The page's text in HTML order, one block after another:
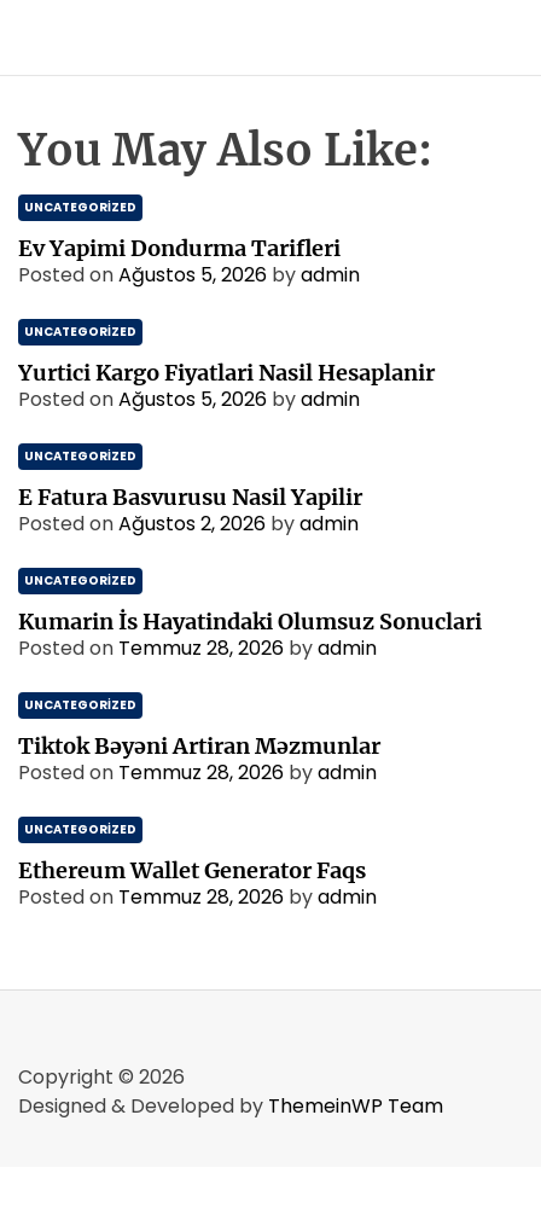
You May Also Like:
UNCATEGORIZED
Ev Yapimi Dondurma Tarifleri
Posted onAğustos 5, 2026 byadmin
UNCATEGORIZED
Yurtici Kargo Fiyatlari Nasil Hesaplanir
Posted onAğustos 5, 2026 byadmin
UNCATEGORIZED
E Fatura Basvurusu Nasil Yapilir
Posted onAğustos 2, 2026 byadmin
UNCATEGORIZED
Kumarin İs Hayatindaki Olumsuz Sonuclari
Posted on Temmuz 28, 2026 byadmin
UNCATEGORIZED
Tiktok Bəyəni Artiran Məzmunlar
Posted on Temmuz 28, 2026 byadmin
UNCATEGORIZED
Ethereum Wallet Generator Faqs
Posted on Temmuz 28, 2026 byadmin
Copyright © 2026
Designed & Developed by ThemeinWP Team